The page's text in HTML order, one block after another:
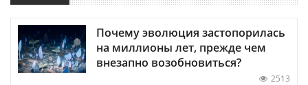
Почему эволюция застопорилась
на миллионы лет, прежде чем
внезапно возобновиться?
2513